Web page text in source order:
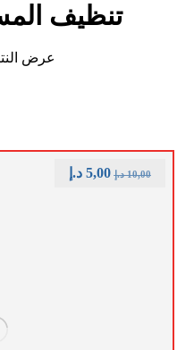
تنظيف
عرض
10,00 د.إ 5,00 د.إ